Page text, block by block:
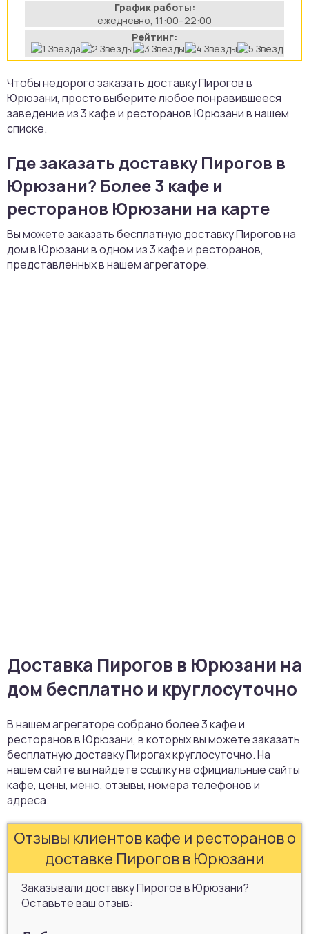
График работы:
ежедневно, 11:00–22:00
Рейтинг:
Чтобы недорого заказать доставку Пирогов в
Юрюзани, просто выберите любое понравившееся
заведение из 3 кафе и ресторанов Юрюзани в нашем
списке.
Где заказать доставку Пирогов в
Юрюзани? Более 3 кафе и
ресторанов Юрюзани на карте
Вы можете заказать бесплатную доставку Пирогов на
дом в Юрюзани в одном из 3 кафе и ресторанов,
представленных в нашем агрегаторе.
Доставка Пирогов в Юрюзани на
дом бесплатно и круглосуточно
В нашем агрегаторе собрано более 3 кафе и
ресторанов в Юрюзани, в которых вы можете заказать
бесплатную доставку Пирогах круглосуточно. На
нашем сайте вы найдете ссылку на официальные сайты
кафе, цены, меню, отзывы, номера телефонов и
адреса.
Отзывы клиентов кафе и ресторанов о
доставке Пирогов в Юрюзани
Заказывали доставку Пирогов в Юрюзани?
Оставьте ваш отзыв: